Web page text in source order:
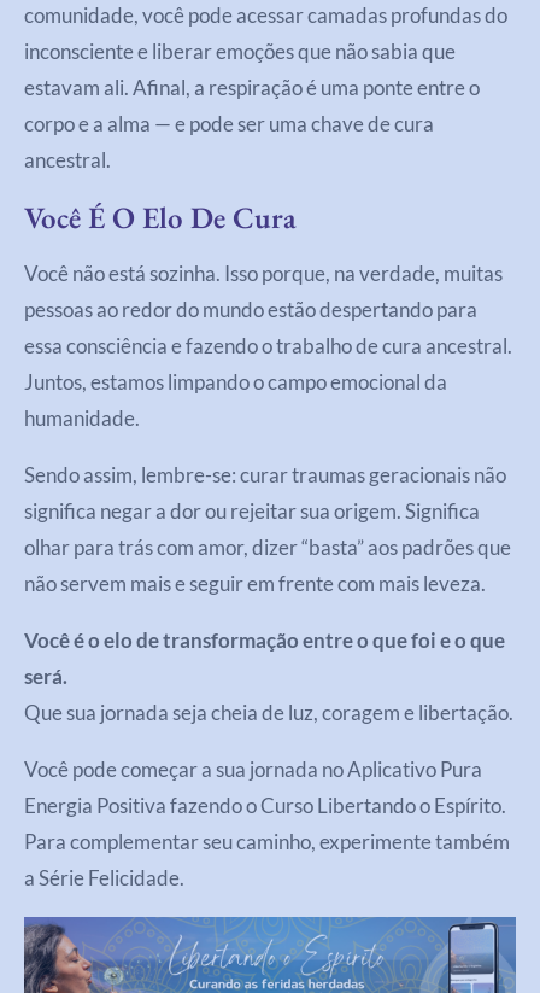
comunidade, você pode acessar camadas profundas do
inconsciente e liberar emoções que não sabia que
estavam ali. Afinal, a respiração é uma ponte entre o
corpo e a alma — e pode ser uma chave de cura
ancestral.
Você É O Elo De Cura
Você não está sozinha. Isso porque, na verdade, muitas
pessoas ao redor do mundo estão despertando para
essa consciência e fazendo o trabalho de cura ancestral.
Juntos, estamos limpando o campo emocional da
humanidade.
Sendo assim, lembre-se: curar traumas geracionais não
significa negar a dor ou rejeitar sua origem. Significa
olhar para trás com amor, dizer “basta” aos padrões que
não servem mais e seguir em frente com mais leveza.
Você é o elo de transformação entre o que foi e o que
será.
Que sua jornada seja cheia de luz, coragem e libertação.
Você pode começar a sua jornada no Aplicativo Pura
Energia Positiva fazendo o Curso Libertando o Espírito.
Para complementar seu caminho, experimente também
a Série Felicidade.